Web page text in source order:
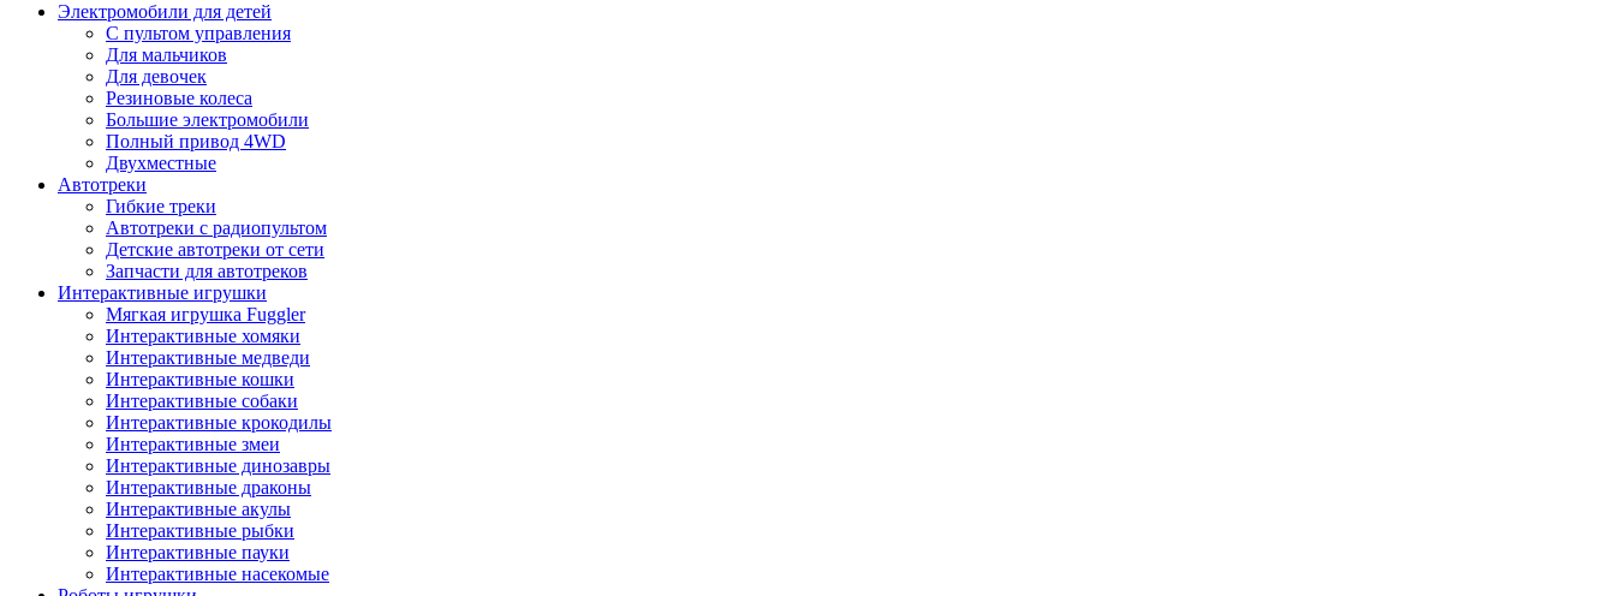
Электромобили для детей
С пультом управления
Для мальчиков
Для девочек
Резиновые колеса
Большие электромобили
Полный привод 4WD
Двухместные
Автотреки
Гибкие треки
Автотреки с радиопультом
Детские автотреки от сети
Запчасти для автотреков
Интерактивные игрушки
Мягкая игрушка Fuggler
Интерактивные хомяки
Интерактивные медведи
Интерактивные кошки
Интерактивные собаки
Интерактивные крокодилы
Интерактивные змеи
Интерактивные динозавры
Интерактивные драконы
Интерактивные акулы
Интерактивные рыбки
Интерактивные пауки
Интерактивные насекомые